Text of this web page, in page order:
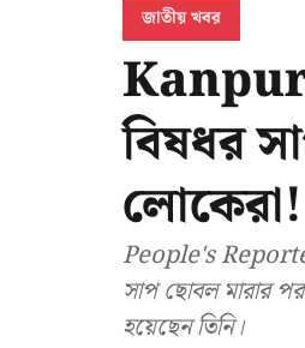
জাতীয় খবর
বিষধর
লোকেরা!
People's
সাপ ছোবল মারার
হয়েছেন তিনি।